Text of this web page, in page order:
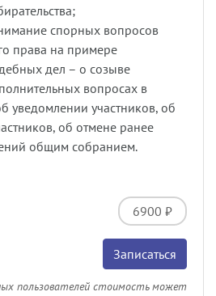
спорных вопросов
права на примере
дел – о созыве
вопросах в
уведомлении участников, об
об отмене ранее
общим собранием.
6900 ₽
Записаться
пользователей стоимость может